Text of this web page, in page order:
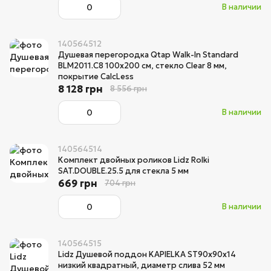
В наличии
140564512
Душевая перегородка Qtap Walk-In Standard
BLM2011.C8 100х200 см, стекло Clear 8 мм,
покрытие CalcLess
В наличии
8 128 грн 8 556 грн
140564514
Комплект двойных роликов Lidz Rolki
SAT.DOUBLE.25.5 для стекла 5 мм
В наличии
669 грн 704 грн
140564515
Lidz Душевой поддон KAPIELKA ST90x90х14
низкий квадратный, диаметр слива 52 мм